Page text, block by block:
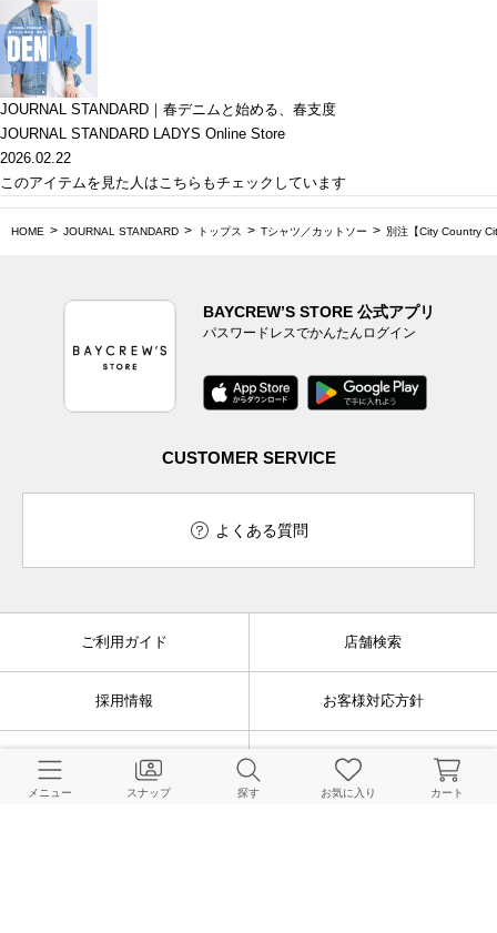
JOURNAL STANDARD｜春デニムと始める、春支度
JOURNAL STANDARD LADYS Online Store
2026.02.22
このアイテムを見た人はこちらもチェックしています
HOME JOURNAL STANDARD トップス Tシャツ／カットソー 別注【City Country
BAYCREW’S STORE 公式アプリ
パスワードレスでかんたんログイン
CUSTOMER SERVICE
よくある質問
ご利用ガイド 店舗検索
採用情報 お客様対応方針
利用規約 企業情報
メニュー スナップ 探す お気に入り カート